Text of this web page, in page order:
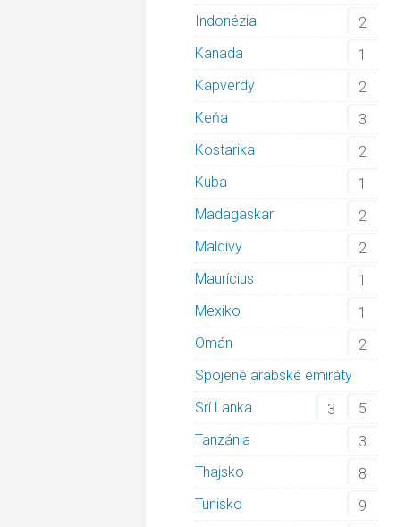
Indonézia
2
Kanada
1
Kapverdy
2
Keňa
3
Kostarika
2
Kuba
1
Madagaskar
2
Maldivy
2
Maurícius
1
Mexiko
1
Omán
2
Spojené arabské emiráty
5
Srí Lanka
3
Tanzánia
3
Thajsko
8
Tunisko
9